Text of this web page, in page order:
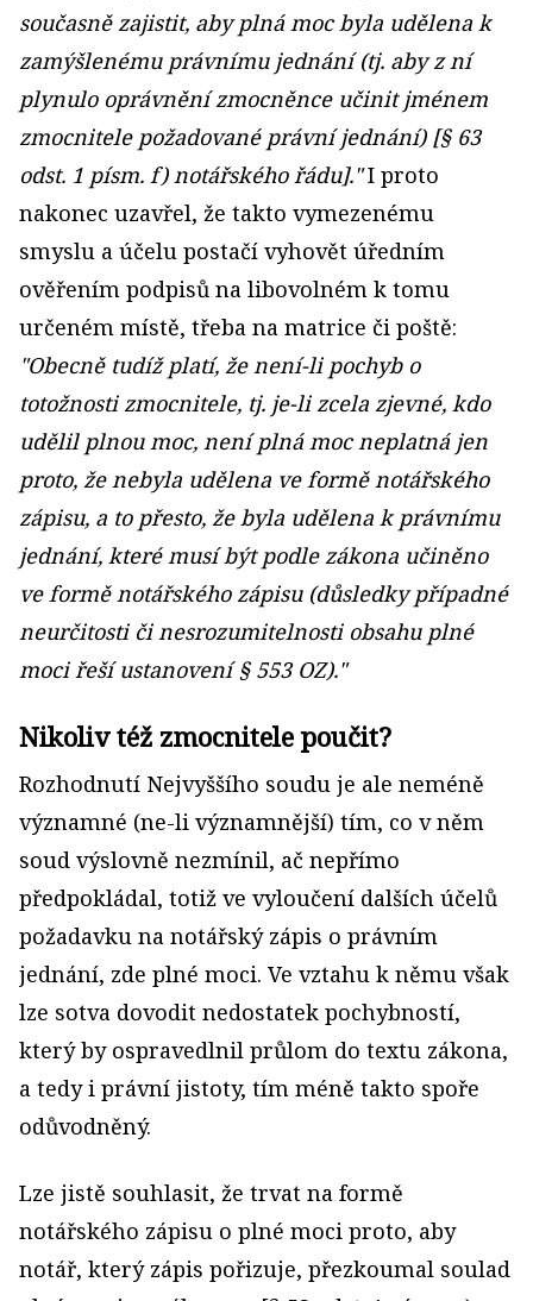
současně zajistit, aby plná moc byla udělena k
zamýšlenému právnímu jednání (tj. aby z ní
plynulo oprávnění zmocněnce učinit jménem
zmocnitele požadované právní jednání) [§ 63
odst. 1 písm. f) notářského řádu]."I proto
nakonec uzavřel, že takto vymezenému
smyslu a účelu postačí vyhovět úředním
ověřením podpisů na libovolném k tomu
určeném místě, třeba na matrice či poště:
"Obecně tudíž platí, že není-li pochyb o
totožnosti zmocnitele, tj. je-li zcela zjevné, kdo
udělil plnou moc, není plná moc neplatná jen
proto, že nebyla udělena ve formě notářského
zápisu, a to přesto, že byla udělena k právnímu
jednání, které musí být podle zákona učiněno
ve formě notářského zápisu (důsledky případné
neurčitosti či nesrozumitelnosti obsahu plné
moci řeší ustanovení § 553 OZ)."
Nikoliv též zmocnitele poučit?
Rozhodnutí Nejvyššího soudu je ale neméně
významné (ne-li významnější) tím, co v něm
soud výslovně nezmínil, ač nepřímo
předpokládal, totiž ve vyloučení dalších účelů
požadavku na notářský zápis o právním
jednání, zde plné moci. Ve vztahu k němu však
lze sotva dovodit nedostatek pochybností,
který by ospravedlnil průlom do textu zákona,
a tedy i právní jistoty, tím méně takto spoře
odůvodněný.
Lze jistě souhlasit, že trvat na formě
notářského zápisu o plné moci proto, aby
notář, který zápis pořizuje, přezkoumal soulad